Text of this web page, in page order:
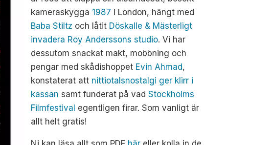
kameraskygga 1987 i London, hängt med
Baba Stiltz och låtit Döskalle & Mästerligt
invadera Roy Anderssons studio. Vi har
dessutom snackat makt, mobbning och
pengar med skådishoppet Evin Ahmad,
konstaterat att nittiotalsnostalgi ger klirr i
kassan samt funderat på vadStockholms
Filmfestival egentligen firar. Som vanligt är
allt helt gratis!